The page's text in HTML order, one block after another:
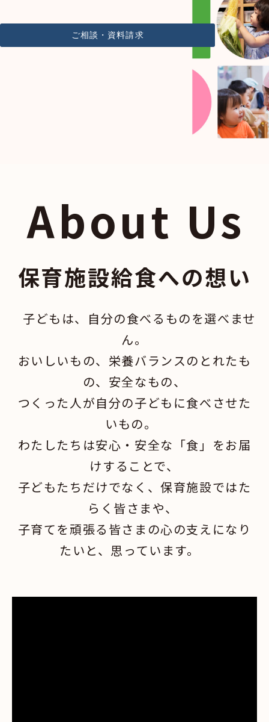
ご相談・資料請求
About Us
保育施設給食への想い
子どもは、自分の食べるものを選べませ
ん。
おいしいもの、栄養バランスのとれたも
の、安全なもの、
つくった人が自分の子どもに食べさせた
いもの。
わたしたちは安心・安全な「食」をお届
けすることで、
子どもたちだけでなく、保育施設ではた
らく皆さまや、
子育てを頑張る皆さまの心の支えになり
たいと、思っています。